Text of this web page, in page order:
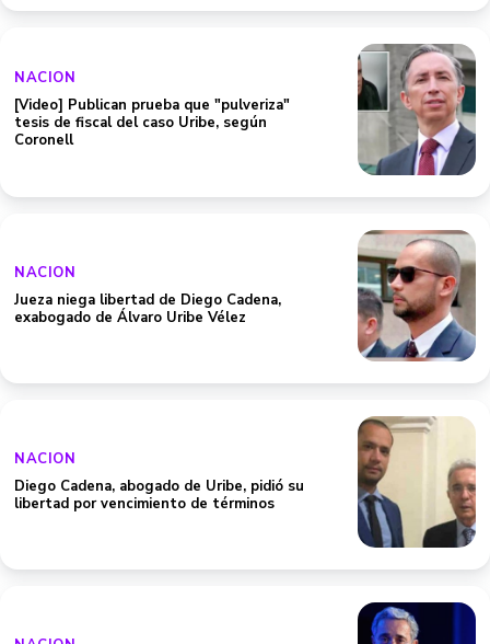
NACION
[Video] Publican prueba que "pulveriza"
tesis de fiscal del caso Uribe, según
Coronell
NACION
Jueza niega libertad de Diego Cadena,
exabogado de Álvaro Uribe Vélez
NACION
Diego Cadena, abogado de Uribe, pidió su
libertad por vencimiento de términos